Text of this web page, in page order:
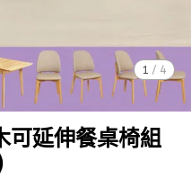
1 / 4
可延伸餐桌椅組